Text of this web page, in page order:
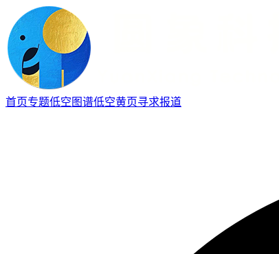
首页专题低空图谱低空黄页寻求报道